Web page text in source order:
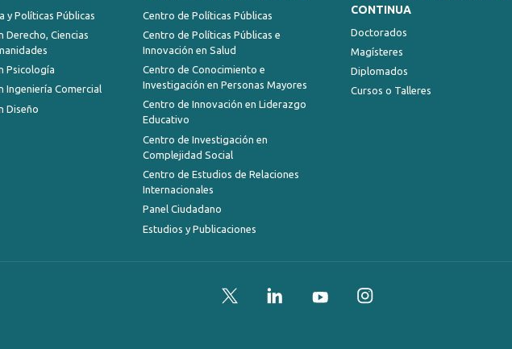
y Políticas Públicas
Derecho, Ciencias
Psicología
Ingeniería Comercial
Diseño
Centro de Políticas Públicas
Centro de Políticas Públicas e
Innovación en Salud
Centro de Conocimiento e
Investigación en Personas Mayores
Centro de Innovación en Liderazgo
Educativo
Centro de Investigación en
Complejidad Social
Centro de Estudios de Relaciones
Internacionales
Panel Ciudadano
Estudios y Publicaciones
CONTINUA
Doctorados
Magísteres
Diplomados
Cursos o Talleres
Twitter LinkedInYouTubeInstagram